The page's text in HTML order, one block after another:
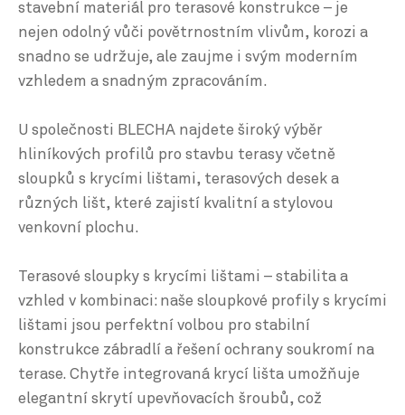
stavební materiál pro terasové konstrukce – je
nejen odolný vůči povětrnostním vlivům, korozi a
snadno se udržuje, ale zaujme i svým moderním
vzhledem a snadným zpracováním.
U společnosti BLECHA najdete široký výběr
hliníkových profilů pro stavbu terasy včetně
sloupků s krycími lištami, terasových desek a
různých lišt, které zajistí kvalitní a stylovou
venkovní plochu.
Terasové sloupky s krycími lištami – stabilita a
vzhled v kombinaci: naše sloupkové profily s krycími
lištami jsou perfektní volbou pro stabilní
konstrukce zábradlí a řešení ochrany soukromí na
terase. Chytře integrovaná krycí lišta umožňuje
elegantní skrytí upevňovacích šroubů, což